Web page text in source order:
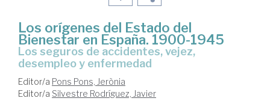
Los orígenes del Estado del
Bienestar en España. 1900-1945
los seguros de accidentes, vejez,
desempleo y enfermedad
Editor/a Pons Pons, Jerònia
Editor/a Silvestre Rodríguez, Javier